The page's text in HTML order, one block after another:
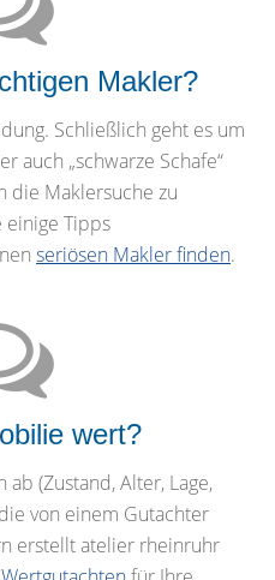
Makler?
Schließlich geht es um
auch „schwarze Schafe“
die Maklersuche zu
Tipps
seriösen Makler finden.
wert?
ab (Zustand, Alter, Lage,
von einem Gutachter
erstellt atelier rheinruhr